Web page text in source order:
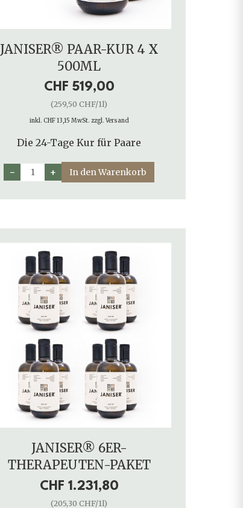
JANISER® PAAR-KUR 4 X
500ML
CHF 519,00
(259,50 CHF/1l)
inkl. CHF 13,15 MwSt. zzgl. Versand
Die 24-Tage Kur für Paare
− + In den Warenkorb
JANISER® 6ER-
THERAPEUTEN-PAKET
CHF 1.231,80
(205,30 CHF/1l)